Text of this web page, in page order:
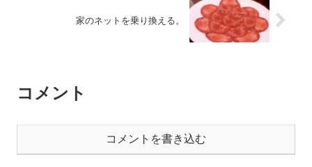
家のネットを乗り換える。
コメント
コメントを書き込む